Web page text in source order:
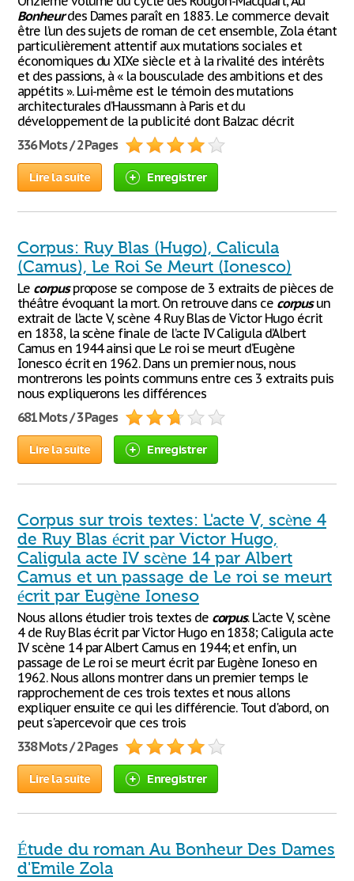
Bonheurdes Dames paraît en 1883. Le commerce devait
être l’un des sujets de roman de cet ensemble, Zola étant
particulièrement attentif aux mutations sociales et
économiques du XIXe siècle et à la rivalité des intérêts
et des passions, à « la bousculade des ambitions et des
appétits ». Lui-même est le témoin des mutations
architecturales d’Haussmann à Paris et du
développement de la publicité dont Balzac décrit
336 Mots / 2 Pages
Lire la suite Enregistrer
Corpus: Ruy Blas (Hugo), Calicula
(Camus), Le Roi Se Meurt (Ionesco)
Le corpuspropose se compose de 3 extraits de pièces de
théâtre évoquant la mort. On retrouve dans ce corpusun
extrait de l’acte V, scène 4 Ruy Blas de Victor Hugo écrit
en 1838, la scène finale de l’acte IV Caligula d’Albert
Camus en 1944 ainsi que Le roi se meurt d’Eugène
Ionesco écrit en 1962. Dans un premier nous, nous
montrerons les points communs entre ces 3 extraits puis
nous expliquerons les différences
681 Mots / 3 Pages
Lire la suite Enregistrer
Corpus sur trois textes: L'acte V, scène 4
de Ruy Blas écrit par Victor Hugo,
Caligula acte IV scène 14 par Albert
Camus et un passage de Le roi se meurt
écrit par Eugène Ioneso
Nous allons étudier trois textes de corpus. L'acte V, scène
4 de Ruy Blas écrit par Victor Hugo en 1838; Caligula acte
IV scène 14 par Albert Camus en 1944; et enfin, un
passage de Le roi se meurt écrit par Eugène Ioneso en
1962. Nous allons montrer dans un premier temps le
rapprochement de ces trois textes et nous allons
expliquer ensuite ce qui les différencie. Tout d'abord, on
peut s'apercevoir que ces trois
338 Mots / 2 Pages
Lire la suite Enregistrer
Étude du roman Au Bonheur Des Dames
d'Emile Zola